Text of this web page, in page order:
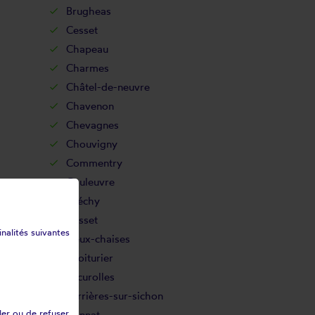
Brugheas
Cesset
Chapeau
Charmes
Châtel-de-neuvre
Chavenon
Chevagnes
Chouvigny
Commentry
Couleuvre
Créchy
Cusset
Deux-chaises
Droiturier
Escurolles
Ferrières-sur-sichon
suivantes